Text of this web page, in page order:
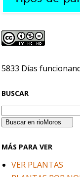
5833 Días
BUSCAR
MÁS PARA VER
VER PLANTAS